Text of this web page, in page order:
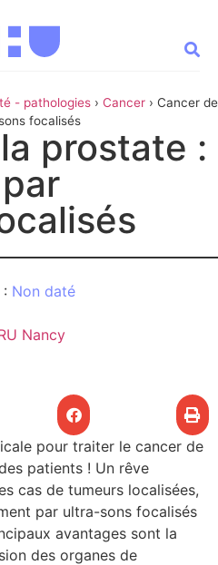
- pathologies › Cancer › Cancer de
focalisés
prostate :
Non daté
Nancy
pour traiter le cancer de
patients ! Un rêve
cas de tumeurs localisées,
par ultra-sons focalisés
avantages sont la
des organes de